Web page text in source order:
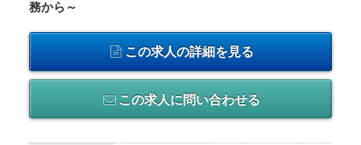
務から～
この求人の詳細を見る
この求人に問い合わせる